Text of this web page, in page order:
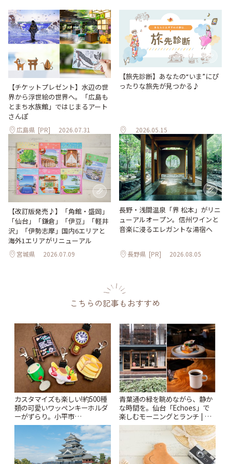
【チケットプレゼント】水辺の世
界から浮世絵の世界へ。「広島も
とまち水族館」ではじまるアート
さんぽ
広島県 [PR] 2026.07.31
【旅先診断】あなたの“いま”にぴ
ったりな旅先が見つかる♪
2026.05.15
【改訂版発売♪】「角館・盛岡」
「仙台」「鎌倉」「伊豆」「軽井
沢」「伊勢志摩」国内6エリアと
海外1エリアがリニューアル
宮城県 2026.07.09
長野・浅間温泉「界 松本」がリニ
ューアルオープン。信州ワインと
音楽に浸るエレガントな湯宿へ
長野県 [PR] 2026.08.05
こちらの記事もおすすめ
カスタマイズも楽しい!約500種
類の可愛いワッペンキーホルダ
ーがずらり。小平市
「Kimamaya T&K」 | ことりっ
青葉通の緑を眺めながら、静か
な時間を。仙台「Echoes」で
楽しむモーニングとランチ | こ
とりっぷ